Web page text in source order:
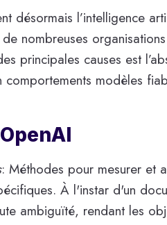
désormais l’intelligence
nombreuses
principales causes est
modèles
: Méthodes pour mesurer et
À l'instar d'un
ambiguïté, rendant les